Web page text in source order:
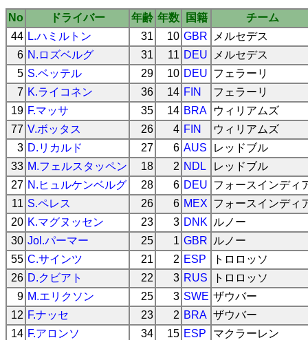
No ドライバー 年齢 年数 国籍
チーム
44 L.ハミルトン 31 10 GBR
メルセデス
6 N.ロズベルグ 31 11 DEU
メルセデス
5 S.ベッテル 29 10 DEU フェラーリ
7 K.ライコネン 36 14 FIN
フェラーリ
19 F.マッサ 35 14 BRA
ウィリアムズ
77 V.ボッタス 26 4 FIN
ウィリアムズ
3 D.リカルド 27 6 AUS
レッドブル
33 M.フェルスタッペン 18 2 NDL
レッドブル
27 N.ヒュルケンベルグ 28 6 DEU フォースインディ
11 S.ペレス 26 6 MEX フォースインディ
20 K.マグヌッセン 23 3 DNK
ルノー
30 Jol.パーマー 25 1 GBR
ルノー
55 C.サインツ 21 2 ESP
トロロッソ
26 D.クビアト 22 3 RUS
トロロッソ
9 M.エリクソン 25 3 SWE ザウバー
12 F.ナッセ 23 2 BRA ザウバー
14 F.アロンソ 34 15 ESP
マクラーレン